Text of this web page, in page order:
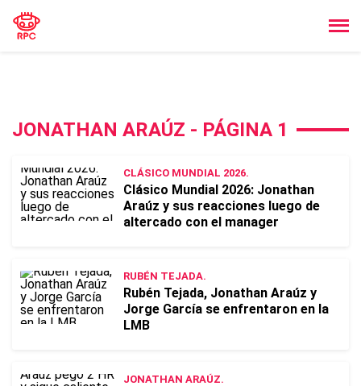
JONATHAN ARAÚZ - PÁGINA 1
CLÁSICO MUNDIAL 2026.
Clásico Mundial 2026: Jonathan
Araúz y sus reacciones luego de
altercado con el manager
RUBÉN TEJADA.
Rubén Tejada, Jonathan Araúz y
Jorge García se enfrentaron en la
LMB
JONATHAN ARAÚZ.